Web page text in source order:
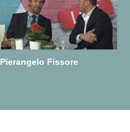
Pierangelo Fissore